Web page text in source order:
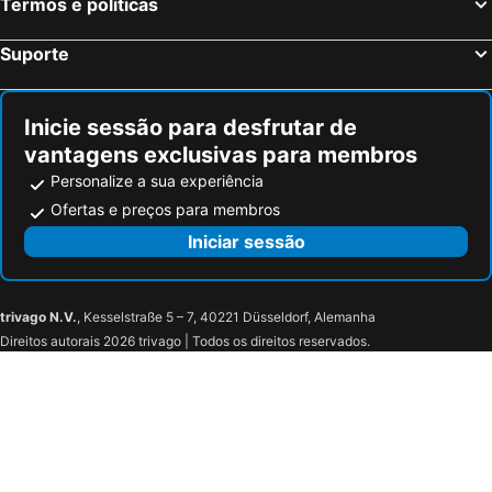
Le Paradou, bed and breakfasts
Le Cailar, bed and breakfasts
Maillane, bed and breakfasts
Suporte
Inicie sessão para desfrutar de
vantagens exclusivas para membros
Personalize a sua experiência
Ofertas e preços para membros
Iniciar sessão
trivago N.V., Kesselstraße 5 – 7, 40221 Düsseldorf, Alemanha
Direitos autorais 2026 trivago | Todos os direitos reservados.